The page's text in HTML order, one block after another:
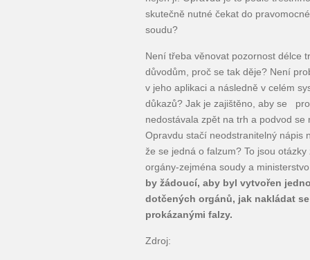
skutečně nutné čekat do
soudu?
Není třeba věnovat pozornost délce
důvodům, proč se tak děje? Není
v jeho aplikaci a následně v celém
důkazů? Jak je zajištěno, aby se
nedostávala zpět na trh a podvod se
Opravdu stačí neodstranitelný nápis
že se jedná o falzum? To jsou
orgány-zejména soudy a
by žádoucí, aby byl vytvořen
dotčených orgánů, jak nakládat
prokázanými falzy.
Zdroj: